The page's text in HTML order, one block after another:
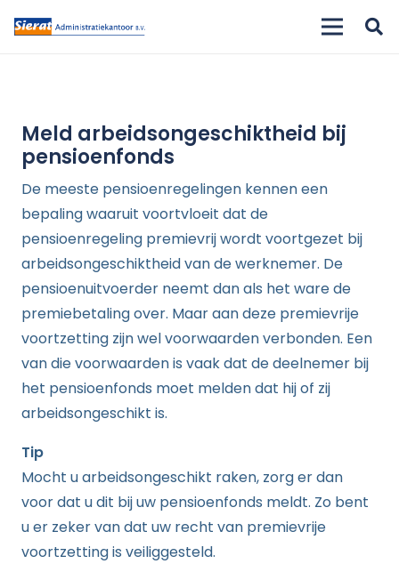
Meld arbeidsongeschiktheid bij
pensioenfonds
De meeste pensioenregelingen kennen een
bepaling waaruit voortvloeit dat de
pensioenregeling premievrij wordt voortgezet bij
arbeidsongeschiktheid van de werknemer. De
pensioenuitvoerder neemt dan als het ware de
premiebetaling over. Maar aan deze premievrije
voortzetting zijn wel voorwaarden verbonden. Een
van die voorwaarden is vaak dat de deelnemer bij
het pensioenfonds moet melden dat hij of zij
arbeidsongeschikt is.
Tip
Mocht u arbeidsongeschikt raken, zorg er dan
voor dat u dit bij uw pensioenfonds meldt. Zo bent
u er zeker van dat uw recht van premievrije
voortzetting is veiliggesteld.